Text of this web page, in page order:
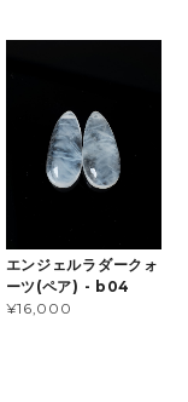
エンジェルラダークォ
ーツ(ペア) - b04
¥16,000